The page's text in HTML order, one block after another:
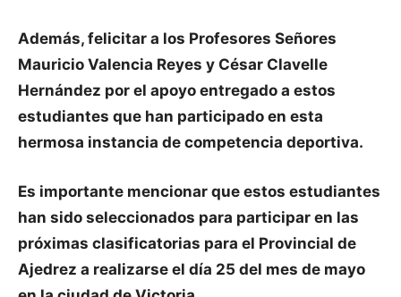
Además, felicitar a los Profesores Señores
Mauricio Valencia Reyes y César Clavelle
Hernández por el apoyo entregado a estos
estudiantes que han participado en esta
hermosa instancia de competencia deportiva.
Es importante mencionar que estos estudiantes
han sido seleccionados para participar en las
próximas clasificatorias para el Provincial de
Ajedrez a realizarse el día 25 del mes de mayo